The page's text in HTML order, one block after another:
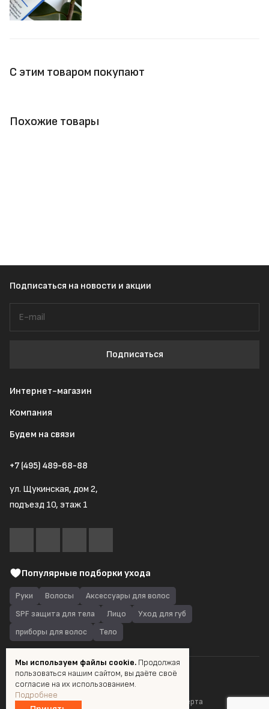
С этим товаром покупают
Похожие товары
Подписаться на новости и акции
Подписаться
Интернет-магазин
Компания
Будем на связи
+7 (495) 489-68-88
ул. Щукинская, дом 2,
подъезд 10, этаж 1
Популярные подборки ухода
Руки Волосы
Аксессуары для волос
SPF защита для тела
Лицо
Уход для губ
приборы для волос
Тело
© 2026 Quantum Shop.ru
Пользовательское соглашение
Публичная оферта
Мы используем файлы cookie. Продолжая
пользоваться нашим сайтом, вы даёте своё
согласие на их использованием.
Подробнее